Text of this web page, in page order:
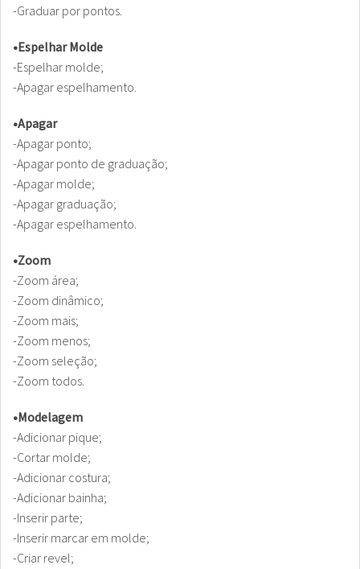
-Graduar por pontos.
•Espelhar Molde
-Espelhar molde;
-Apagar espelhamento.
•Apagar
-Apagar ponto;
-Apagar ponto de graduação;
-Apagar molde;
-Apagar graduação;
-Apagar espelhamento.
•Zoom
-Zoom área;
-Zoom dinâmico;
-Zoom mais;
-Zoom menos;
-Zoom seleção;
-Zoom todos.
•Modelagem
-Adicionar pique;
-Cortar molde;
-Adicionar costura;
-Adicionar bainha;
-Inserir parte;
-Inserir marcar em molde;
-Criar revel;